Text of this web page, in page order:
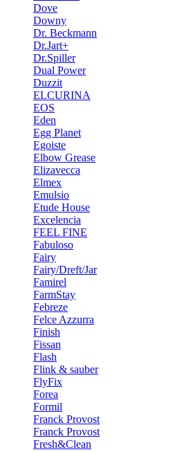
Dove
Downy
Dr. Beckmann
Dr.Jart+
Dr.Spiller
Dual Power
Duzzit
ELCURINA
EOS
Eden
Egg Planet
Egoiste
Elbow Grease
Elizavecca
Elmex
Emulsio
Etude House
Excelencia
FEEL FINE
Fabuloso
Fairy
Fairy/Dreft/Jar
Famirel
FarmStay
Febreze
Felce Azzurra
Finish
Fissan
Flash
Flink & sauber
FlyFix
Forea
Formil
Franck Provost
Franck Provost
Fresh&Clean